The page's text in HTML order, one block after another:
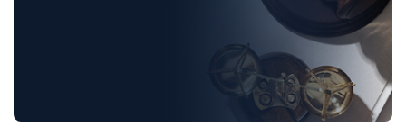
Hỏi đáp và tư vấn pháp luật
Luật Bảo Hiểm Xã Hội